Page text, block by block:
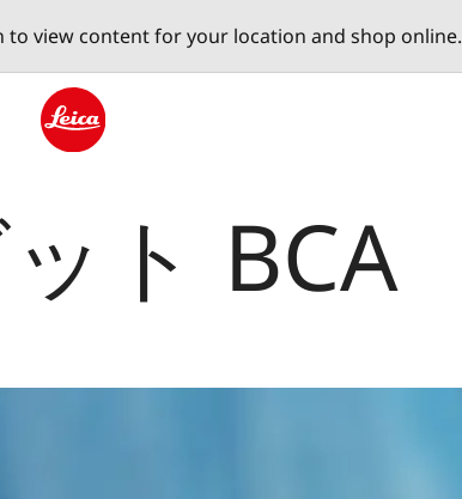
view content for your location and shop online.
ト BCA